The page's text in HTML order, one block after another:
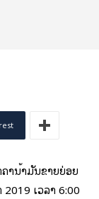
ານໍ້າມັນຂາຍຍ່ອຍ
ເວລາ 6:00